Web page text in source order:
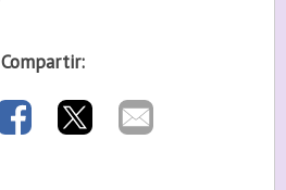
Compartir: